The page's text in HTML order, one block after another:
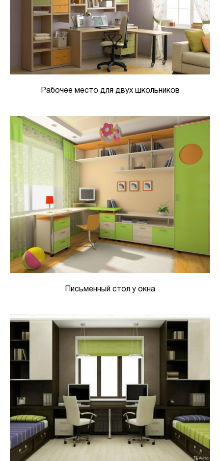
Рабочее место для двух школьников
Письменный стол у окна